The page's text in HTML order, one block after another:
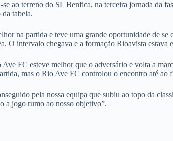
ao terreno do SL Benfica, na terceira jornada da
tabela.
na partida e teve uma grande oportunidade de
O intervalo chegava e a formação Rioavista estava
Ave FC esteve melhor que o adversário e volta a
mas o Rio Ave FC controlou o encontro até ao
pela nossa equipa que subiu ao topo da
a jogo rumo ao nosso objetivo”.